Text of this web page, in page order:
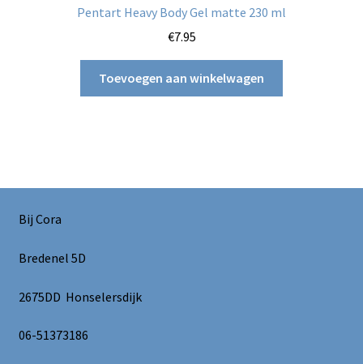
Pentart Heavy Body Gel matte 230 ml
€7.95
Toevoegen aan winkelwagen
Bij Cora
Bredenel 5D
2675DD Honselersdijk
06-51373186